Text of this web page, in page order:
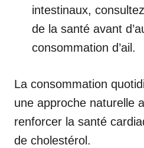
intestinaux,
de la santé avant
consommation d’ail.
La consommation
une approche naturelle
renforcer la santé
de cholestérol.